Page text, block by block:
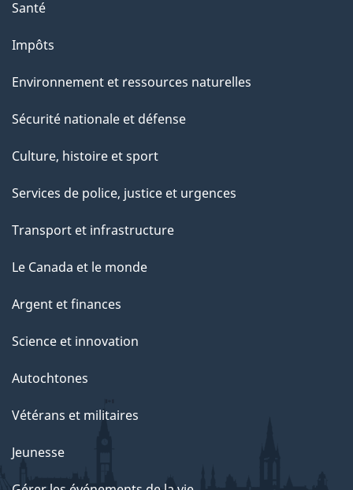
a
e
Santé
Impôts
Environnement et ressources naturelles
Sécurité nationale et défense
Culture, histoire et sport
Services de police, justice et urgences
Transport et infrastructure
Le Canada et le monde
Argent et finances
Science et innovation
Autochtones
Vétérans et militaires
Jeunesse